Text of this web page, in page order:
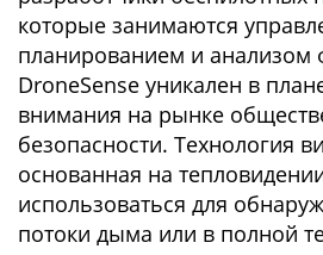
которые занимаются
планированием и анализом
DroneSense уникален в
внимания на рынке
безопасности. Технология
основанная на
использоваться для
потоки дыма или в полной